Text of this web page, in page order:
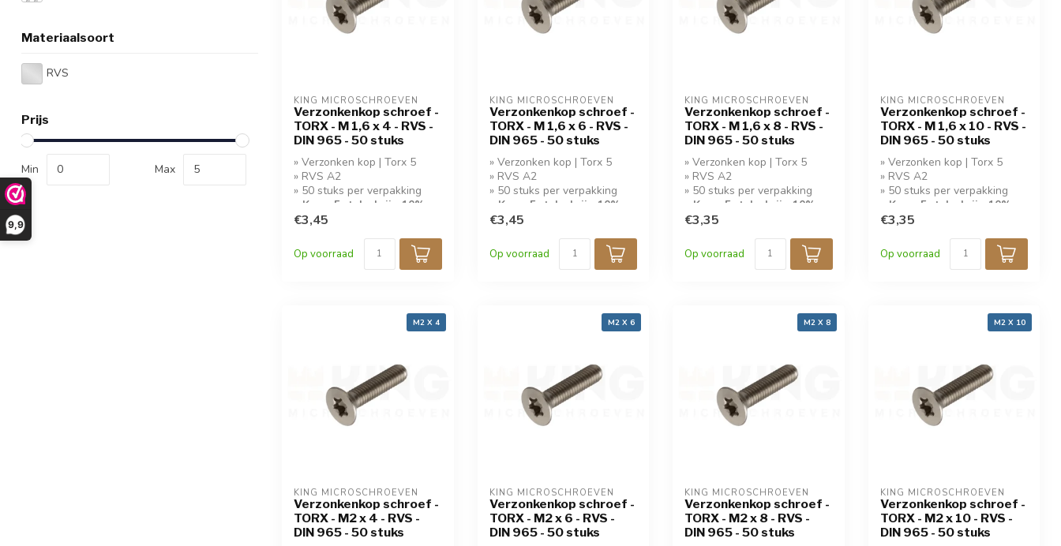
9,9
Materiaalsoort
RVS
Prijs
Min Max
KING MICROSCHROEVEN
Verzonkenkop schroef -
TORX - M 1,6 x 4 - RVS -
DIN 965 - 50 stuks
» Verzonken kop | Torx 5
» RVS A2
» 50 stuks per verpakking
» Koop 5 stuks krijg 10%
korting!
€3,45
Op voorraad
KING MICROSCHROEVEN
Verzonkenkop schroef -
TORX - M 1,6 x 6 - RVS -
DIN 965 - 50 stuks
» Verzonken kop | Torx 5
» RVS A2
» 50 stuks per verpakking
» Koop 5 stuks krijg 10%
korting!
€3,45
Op voorraad
KING MICROSCHROEVEN
Verzonkenkop schroef -
TORX - M 1,6 x 8 - RVS -
DIN 965 - 50 stuks
» Verzonken kop | Torx 5
» RVS A2
» 50 stuks per verpakking
» Koop 5 stuks krijg 10%
korting!
€3,35
Op voorraad
KING MICROSCHROEVEN
Verzonkenkop schroef -
TORX - M 1,6 x 10 - RVS -
DIN 965 - 50 stuks
» Verzonken kop | Torx 5
» RVS A2
» 50 stuks per verpakking
» Koop 5 stuks krijg 10%
korting!
€3,35
Op voorraad
M2 X 4
KING MICROSCHROEVEN
Verzonkenkop schroef -
TORX - M2 x 4 - RVS -
DIN 965 - 50 stuks
M2 X 6
KING MICROSCHROEVEN
Verzonkenkop schroef -
TORX - M2 x 6 - RVS -
DIN 965 - 50 stuks
M2 X 8
KING MICROSCHROEVEN
Verzonkenkop schroef -
TORX - M2 x 8 - RVS -
DIN 965 - 50 stuks
M2 X 10
KING MICROSCHROEVEN
Verzonkenkop schroef -
TORX - M2 x 10 - RVS -
DIN 965 - 50 stuks